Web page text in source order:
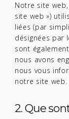
Notre site web,
site web »)
liées (par
désignées par
sont
nous avons
nous vous
notre site web.
2. Que